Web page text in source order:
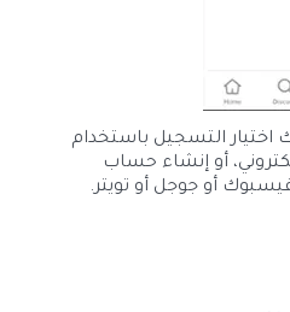
اختيار التسجيل باستخدام
أو إنشاء حساب
أو جوجل أو تويتر.